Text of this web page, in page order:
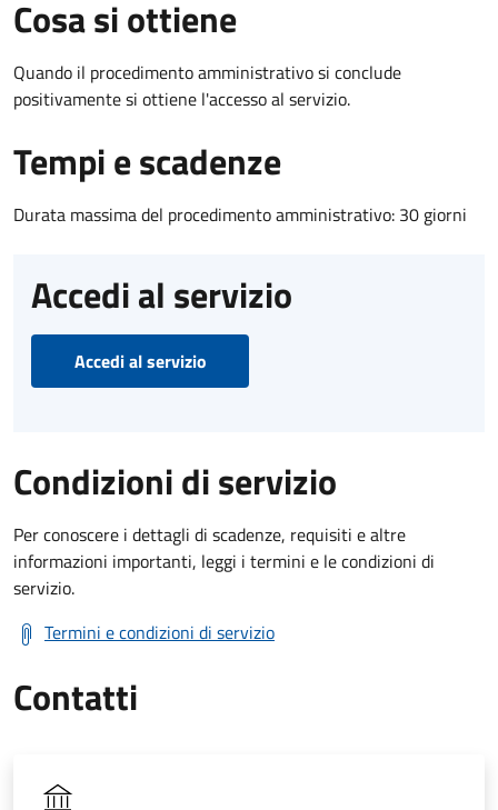
Cosa si ottiene
Quando il procedimento amministrativo si conclude
positivamente si ottiene l'accesso al servizio.
Tempi e scadenze
Durata massima del procedimento amministrativo: 30 giorni
Accedi al servizio
Accedi al servizio
Condizioni di servizio
Per conoscere i dettagli di scadenze, requisiti e altre
informazioni importanti, leggi i termini e le condizioni di
servizio.
Termini e condizioni di servizio
Contatti